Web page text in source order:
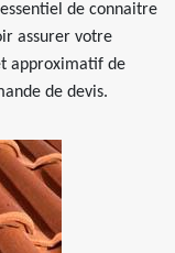
de connaitre
assurer votre
approximatif de
de devis.